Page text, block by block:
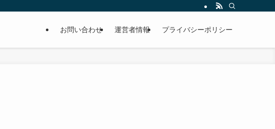
お問い合わせ 運営者情報 プライバシーポリシー